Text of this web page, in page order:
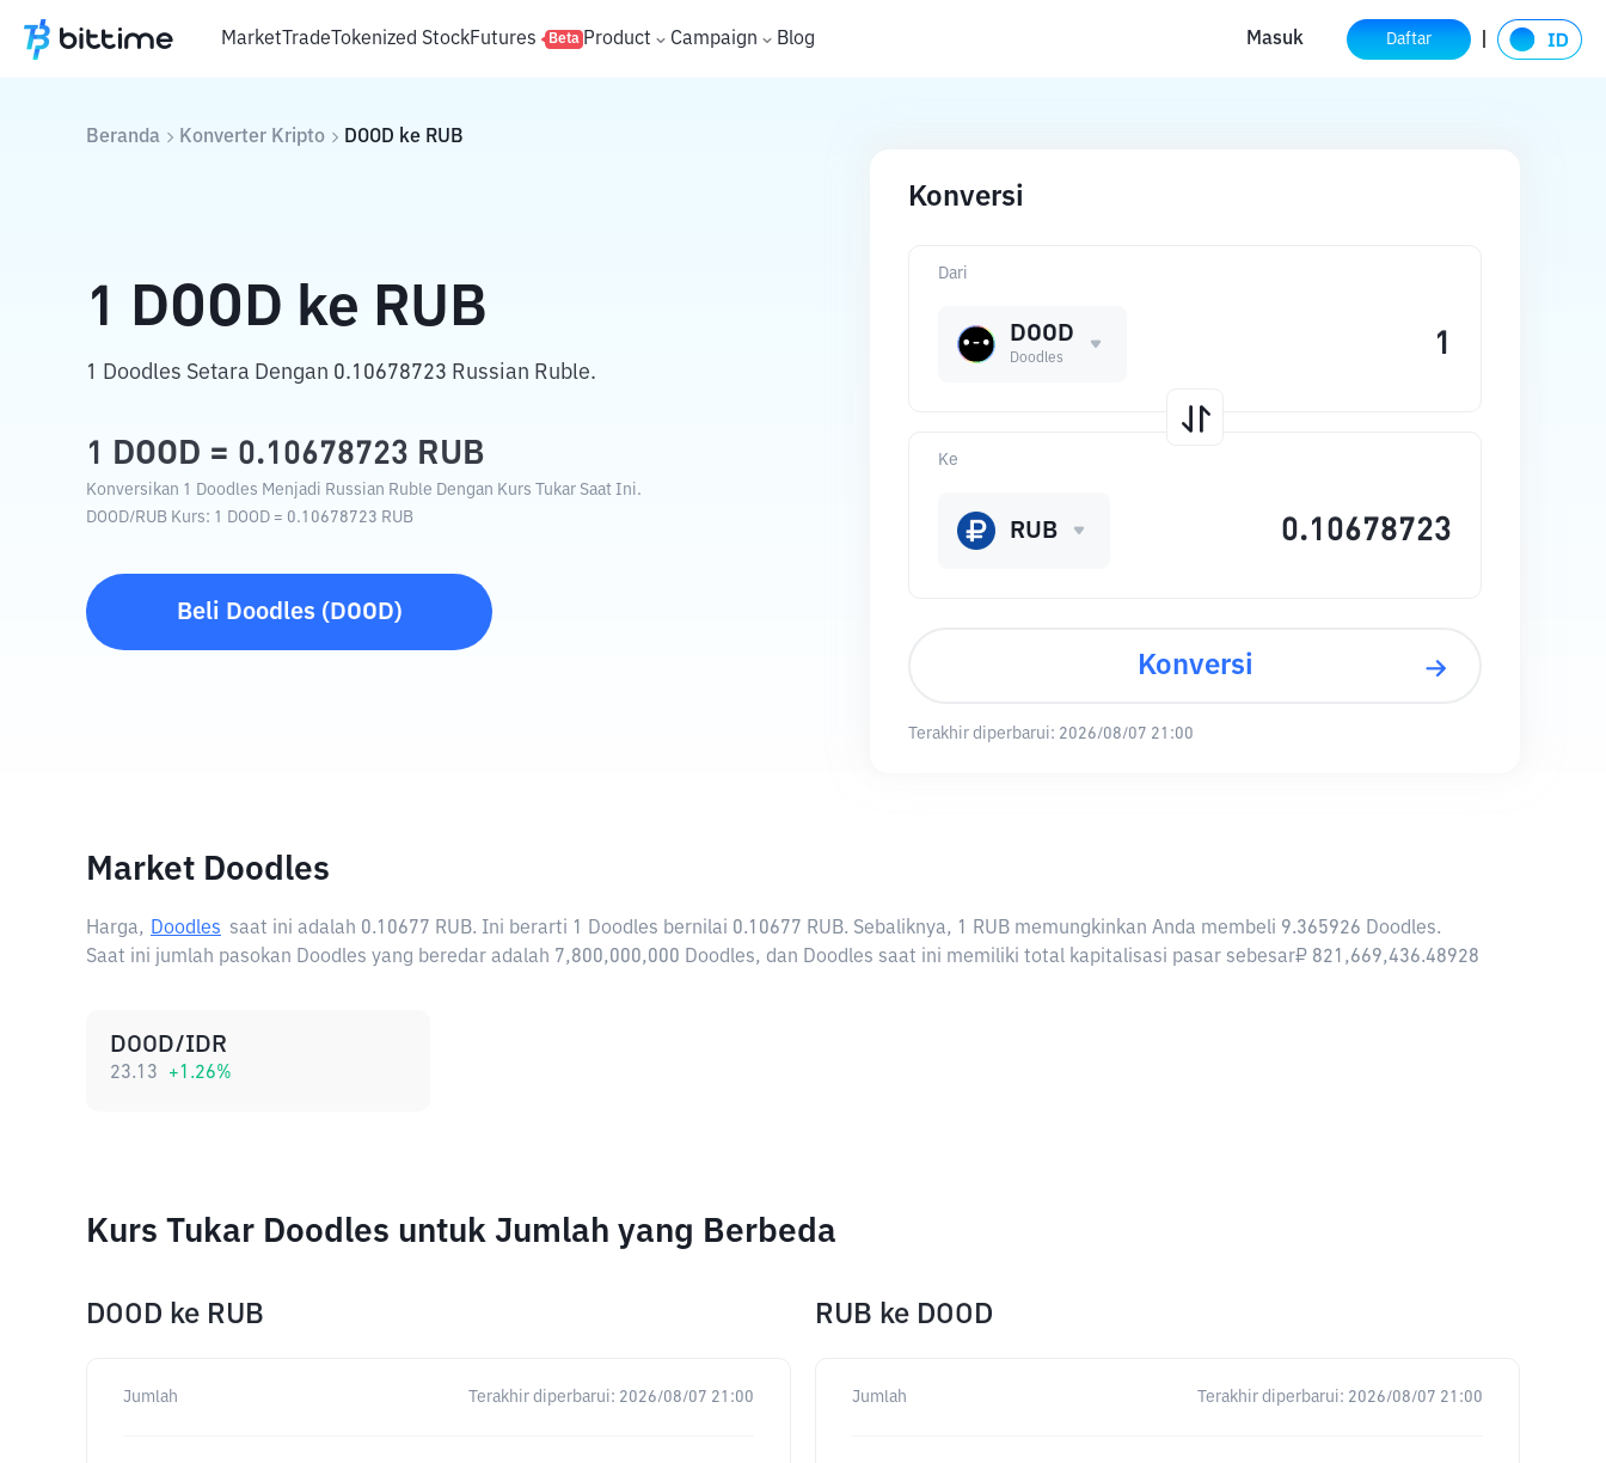
MarketTradeTokenized StockFutures Beta Product Campaign Blog Masuk Daftar
Beranda Konverter Kripto DOOD ke RUB
1 DOOD ke RUB
1 Doodles Setara Dengan 0.10678723 Russian Ruble.
1 DOOD = 0.10678723 RUB
Konversikan 1 Doodles Menjadi Russian Ruble Dengan Kurs Tukar Saat Ini.
DOOD/RUB Kurs: 1 DOOD = 0.10678723 RUB
Beli Doodles( DOOD)
Konversi
Dari
DOOD
Doodles
Ke
RUB
Konversi
Terakhir diperbarui: 2026/08/07 21:00
Market Doodles
Harga, Doodles saat ini adalah 0.10677 RUB. Ini berarti 1 Doodles bernilai 0.10677 RUB. Sebaliknya, 1 RUB memungkinkan Anda membeli 9.365926 Doodles.
Saat ini jumlah pasokan Doodles yang beredar adalah 7,800,000,000 Doodles, dan Doodles saat ini memiliki total kapitalisasi pasar sebesar₽ 821,669,436.48928
DOOD/IDR
23.13 +1.26%
Kurs Tukar Doodles untuk Jumlah yang Berbeda
DOOD ke RUB
Jumlah Terakhir diperbarui: 2026/08/07 21:00
RUB ke DOOD
Jumlah Terakhir diperbarui: 2026/08/07 21:00